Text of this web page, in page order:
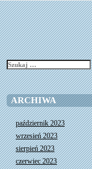
Szukaj:
ARCHIWA
październik 2023
wrzesień 2023
sierpień 2023
czerwiec 2023